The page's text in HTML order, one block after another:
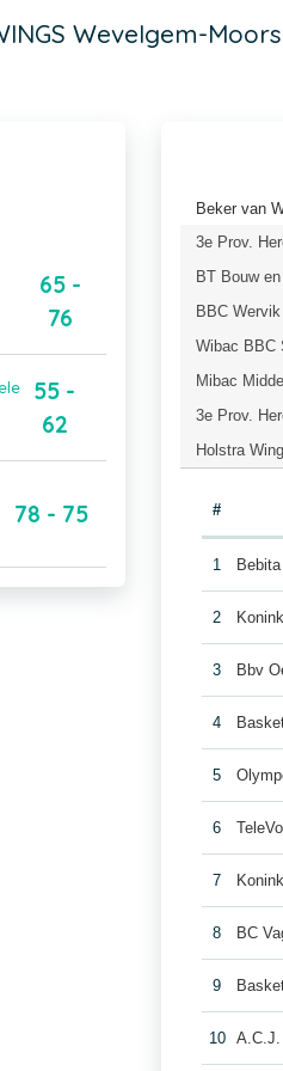
Wevelgem-
65 -
76
55 -
62
78 - 75
Beker van
3e Prov.
BT Bouw
BBC
Wibac BBC
Mibac
3e Prov.
Holstra
#
1
2
3 Bbv
4
5
6
7
8 BC
9
10